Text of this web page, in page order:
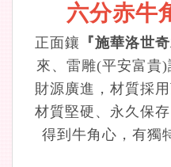
六分赤牛
正面鑲 『施華洛世奇
來、雷雕(平安富貴)
財源廣進，材質採
材質堅硬、永久保
得到牛角心，有獨